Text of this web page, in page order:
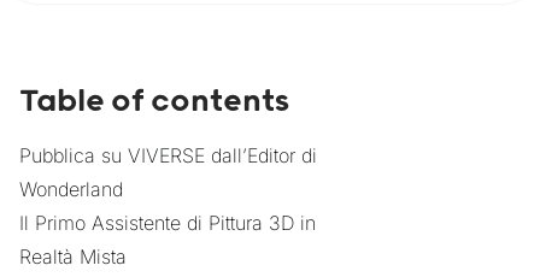
Table of contents
Pubblica su VIVERSE dall’Editor di
Wonderland
Il Primo Assistente di Pittura 3D in
Realtà Mista